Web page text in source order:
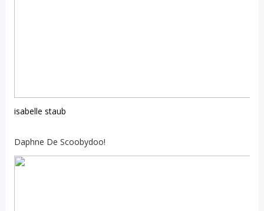
isabelle staub
Daphne De Scoobydoo!